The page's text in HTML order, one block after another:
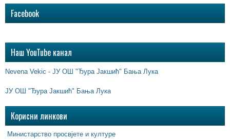
Facebook
Наш YouTube канал
Nevena Vekic - ЈУ ОШ "Ђура Јакшић" Бања Лука
ЈУ ОШ "Ђура Јакшић" Бања Лука
Корисни линкови
Министарство просвјете и културе